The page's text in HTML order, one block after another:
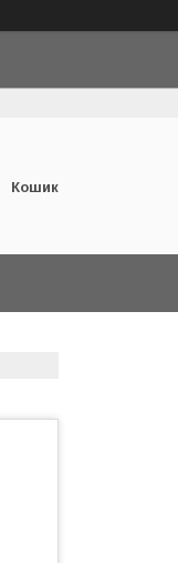
Кошик